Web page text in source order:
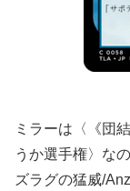
ミラーは〈《団
うか選手権〉な
ズラグの猛威/